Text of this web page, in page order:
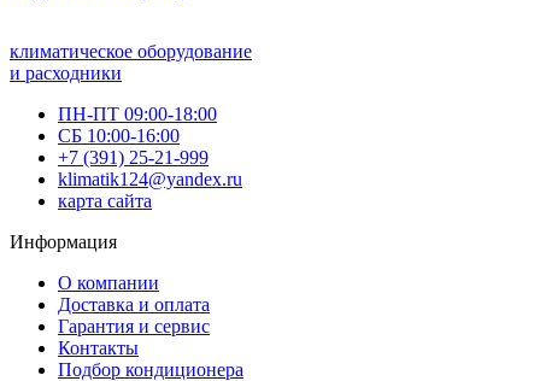
климатическое оборудование
и расходники
ПН-ПТ 09:00-18:00
СБ 10:00-16:00
+7 (391) 25-21-999
klimatik124@yandex.ru
карта сайта
Информация
О компании
Доставка и оплата
Гарантия и сервис
Контакты
Подбор кондиционера